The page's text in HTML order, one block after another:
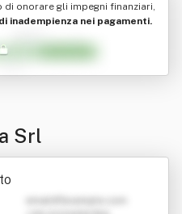
onorare gli impegni finanziari,
inadempienza nei pagamenti.
Srl